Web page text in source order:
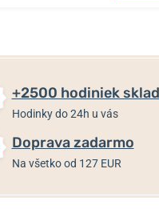
+2500 hodiniek
Hodinky do 24h u vás
Doprava zadarmo
Na všetko od 127 EUR